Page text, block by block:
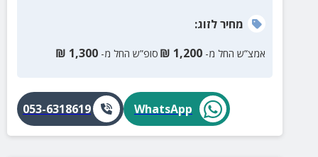
מחירלזוג:
אמצ”ש החל מ- 1,200
₪ סופ”ש החל מ- 1,300
₪
WhatsApp
053-6318619